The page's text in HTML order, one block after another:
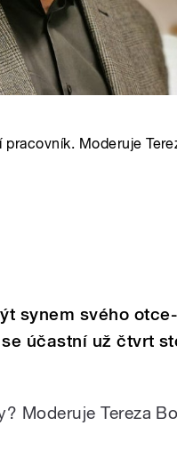
Moderuje
synem svého
účastní už čtvrt
Moderuje Tereza